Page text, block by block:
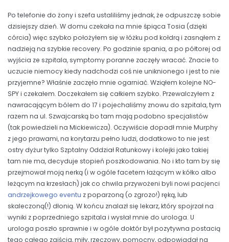
Po telefonie do żony i szefa ustaliliśmy jednak, że odpuszczę sobie
dzisiejszy dzień. W domu czekała na mnie śpiąca Tosia (dzięki
córcia) więc szybko położyłem się w łóżku pod kołdrą i zasnąłem z
nadzieją na szybkie recovery. Po godzinie spania, a po półtorej od
wyjścia ze szpitala, symptomy poranne zaczęły wracać. Znacie to
uczucie niemocy kiedy nadchodzi coś nie uniknionego i jest to nie
przyjemne? Właśnie zaczęło mnie ogarniać. Wziąłem kolejne NO-
SPY i czekałem. Doczekałem się całkiem szybko. Przewalczyłem z
nawracającym bólem do 17 i pojechaliśmy znowu do szpitala, tym
razem na ul. Szwajcarską bo tam mają podobno specjalistów
(tak powiedzieli na Mickiewicza). Oczywiście dopadł mnie Murphy
z jego prawami, na korytarzu pełno ludzi, dodatkowo to nie jest
ostry dyżur tylko Szptalny Oddział Ratunkowy i kolejki jako takiej
tam nie ma, decyduje stopień poszkodowania. No i kto tam by się
przejmował moją nerką (i w ogóle facetem łażącym w kółko albo
leżącym na krzesłach) jak co chwila przywożeni byli nowi pacjenci
andrzejkowego eventu z poparzoną (o zgrozo!) ręką, lub
skaleczoną(!) dłonią. W końcu znalazł się lekarz, który spojrzał na
wyniki z poprzedniego szpitala i wysłał mnie do urologa. U
urologa poszło sprawnie i w ogóle doktór był pozytywna postacią
tego całego zajścia, miły, rzeczowy, pomocny, odpowiadał na